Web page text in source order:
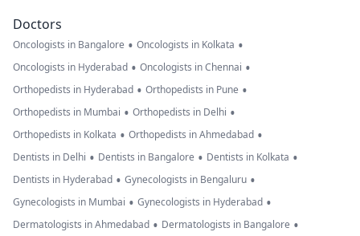
Doctors
Oncologists in Bangalore • Oncologists in Kolkata •
Oncologists in Hyderabad • Oncologists in Chennai •
Orthopedists in Hyderabad • Orthopedists in Pune •
Orthopedists in Mumbai • Orthopedists in Delhi •
Orthopedists in Kolkata • Orthopedists in Ahmedabad •
Dentists in Delhi • Dentists in Bangalore • Dentists in Kolkata •
Dentists in Hyderabad • Gynecologists in Bengaluru •
Gynecologists in Mumbai • Gynecologists in Hyderabad •
Dermatologists in Ahmedabad • Dermatologists in Bangalore •